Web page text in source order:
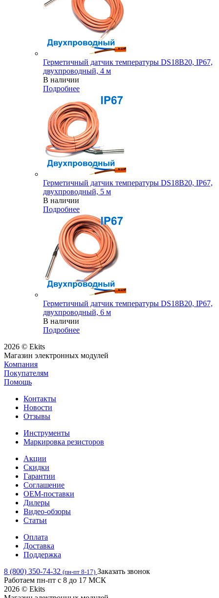
Герметичный датчик температуры DS18B20, IP67,
двухпроводный, 4 м
В наличии
Подробнее
Герметичный датчик температуры DS18B20, IP67,
двухпроводный, 5 м
В наличии
Подробнее
Герметичный датчик температуры DS18B20, IP67,
двухпроводный, 6 м
В наличии
Подробнее
2026 © Ekits
Магазин электронных модулей
Компания
Покупателям
Помощь
Контакты
Новости
Отзывы
Инструменты
Маркировка резисторов
Акции
Скидки
Гарантии
Соглашение
OEM-поставки
Дилеры
Видео-обзоры
Статьи
Оплата
Доставка
Поддержка
8 (800) 350-74-32 (пн-пт 8-17) Заказать звонок
Работаем пн-пт с 8 до 17 МСК
2026 © Ekits